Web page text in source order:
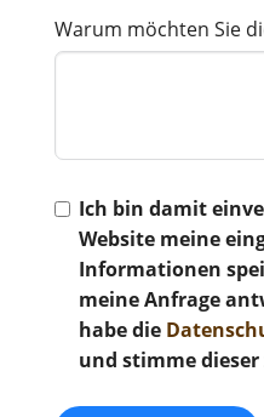
Warum möchten Sie
Ich bin damit
Website meine
Informationen
meine Anfrage
habe die
und stimme dieser